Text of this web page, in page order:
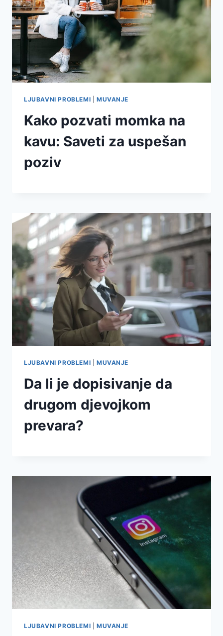
LJUBAVNI PROBLEMI MUVANJE
Kako pozvati momka na
kavu: Saveti za uspešan
poziv
LJUBAVNI PROBLEMI MUVANJE
Da li je dopisivanje da
drugom djevojkom
prevara?
LJUBAVNI PROBLEMI MUVANJE